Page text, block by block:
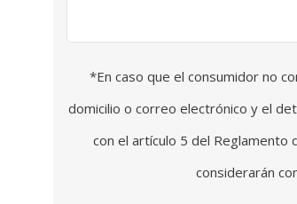
*En caso que el consumidor no
domicilio o correo electrónico y el
con el artículo 5 del Reglamento
considerarán